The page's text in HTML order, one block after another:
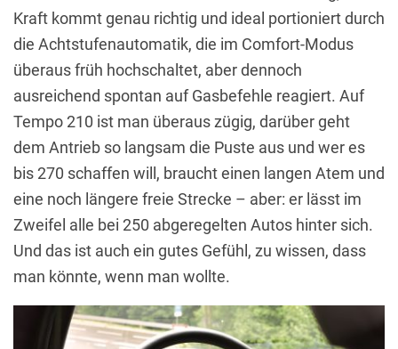
Kraft kommt genau richtig und ideal portioniert durch
die Achtstufenautomatik, die im Comfort-Modus
überaus früh hochschaltet, aber dennoch
ausreichend spontan auf Gasbefehle reagiert. Auf
Tempo 210 ist man überaus zügig, darüber geht
dem Antrieb so langsam die Puste aus und wer es
bis 270 schaffen will, braucht einen langen Atem und
eine noch längere freie Strecke – aber: er lässt im
Zweifel alle bei 250 abgeregelten Autos hinter sich.
Und das ist auch ein gutes Gefühl, zu wissen, dass
man könnte, wenn man wollte.